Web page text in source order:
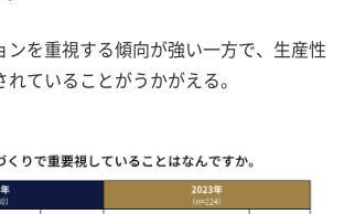
ンを重視する傾向が強い一方で、生産性
ていることがうかがえる。